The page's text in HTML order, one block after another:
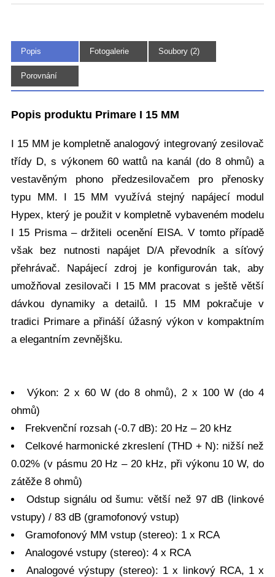
Popis Fotogalerie Soubory (2)
Porovnání
Popis produktu Primare I 15 MM
I 15 MM je kompletně analogový integrovaný zesilovač
třídy D, s výkonem 60 wattů na kanál (do 8 ohmů) a
vestavěným phono předzesilovačem pro přenosky
typu MM. I 15 MM využívá stejný napájecí modul
Hypex, který je použit v kompletně vybaveném modelu
I 15 Prisma – držiteli ocenění EISA. V tomto případě
však bez nutnosti napájet D/A převodník a síťový
přehrávač. Napájecí zdroj je konfigurován tak, aby
umožňoval zesilovači I 15 MM pracovat s ještě větší
dávkou dynamiky a detailů. I 15 MM pokračuje v
tradici Primare a přináší úžasný výkon v kompaktním
a elegantním zevnějšku.
Výkon: 2 x 60 W (do 8 ohmů), 2 x 100 W (do 4
ohmů)
Frekvenční rozsah (-0.7 dB): 20 Hz – 20 kHz
Celkové harmonické zkreslení (THD + N): nižší než
0.02% (v pásmu 20 Hz – 20 kHz, při výkonu 10 W, do
zátěže 8 ohmů)
Odstup signálu od šumu: větší než 97 dB (linkové
vstupy) / 83 dB (gramofonový vstup)
Gramofonový MM vstup (stereo): 1 x RCA
Analogové vstupy (stereo): 4 x RCA
Analogové výstupy (stereo): 1 x linkový RCA, 1 x